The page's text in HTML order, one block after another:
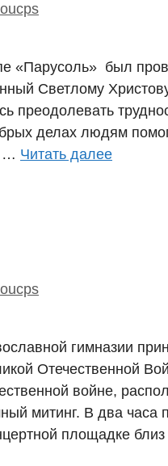
«Парусоль» был
Светлому
преодолевать
делах людям
… Читать далее
гимназии
Отечественной
войне,
митинг. В два
площадке